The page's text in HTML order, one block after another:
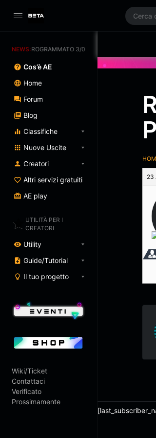
NEWS:PROGRAMMATO 3/07/2025
Cos’è AE
Home
Forum
Blog
Classifiche
Nuove Uscite
Creatori
Altri servizi gratuiti
AE play
UTILITÀ PER I
CREATORI
Utility
Guide/Tutorial
Il tuo progetto
Wiki/Ticket
Contattaci
Verificato
Prossimamente
23